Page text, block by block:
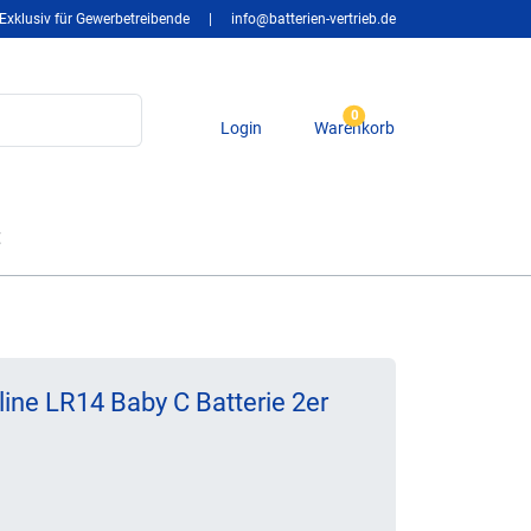
Exklusiv für Gewerbetreibende info@batterien-vertrieb.de
Login
0
Warenkorb
LR14 Baby C Batterie 2er